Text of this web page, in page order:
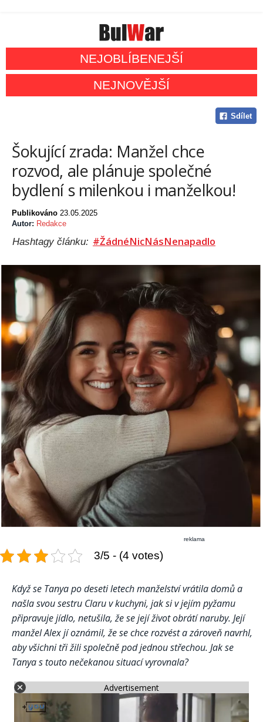
NEJOBLÍBENEJŠÍ
NEJNOVĚJŠÍ
Sdílet
Šokující zrada: Manžel chce
rozvod, ale plánuje společné
bydlení s milenkou i manželkou!
Publikováno 23.05.2025
Autor: Redakce
Hashtagy článku: #ŽádnéNicNásNenapadlo
reklama
3/5 - (4 votes)
Když se Tanya po deseti letech manželství vrátila domů a
našla svou sestru Claru v kuchyni, jak si v jejím pyžamu
připravuje jídlo, netušila, že se její život obrátí naruby. Její
manžel Alex jí oznámil, že se chce rozvést a zároveň navrhl,
aby všichni tři žili společně pod jednou střechou. Jak se
Tanya s touto nečekanou situací vyrovnala?
Advertisement